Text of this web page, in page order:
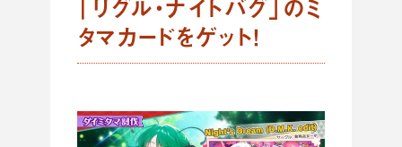
「リグル・ナイトバグ」のミ
タマカードをゲット！